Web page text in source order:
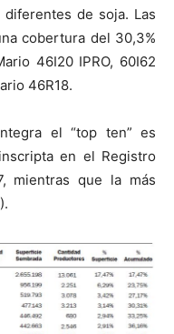
de soja. Las
cobertura del 30,3%
46I20 IPRO, 60I62
46R18.
el “top ten” es
en el Registro
mientras que la más